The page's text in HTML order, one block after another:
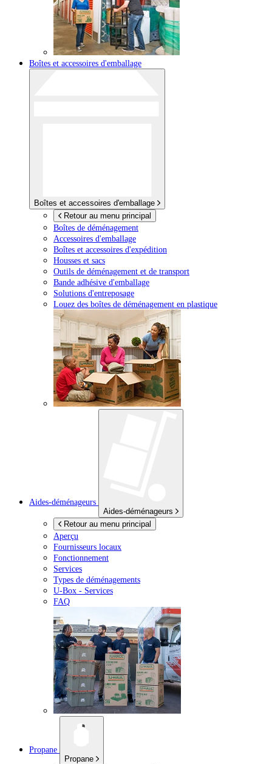
Boîtes et accessoires d'emballage
Boîtes et accessoires d'emballage
Retour au menu principal
Boîtes de déménagement
Accessoires d'emballage
Boîtes et accessoires d'expédition
Housses et sacs
Outils de déménagement et de transport
Bande adhésive d'emballage
Solutions d'entreposage
Louez des boîtes de déménagement en plastique
Aides-déménageurs
Aides-déménageurs
Retour au menu principal
Aperçu
Fournisseurs locaux
Fonctionnement
Services
Types de déménagements
U-Box - Services
FAQ
Propane
Propane